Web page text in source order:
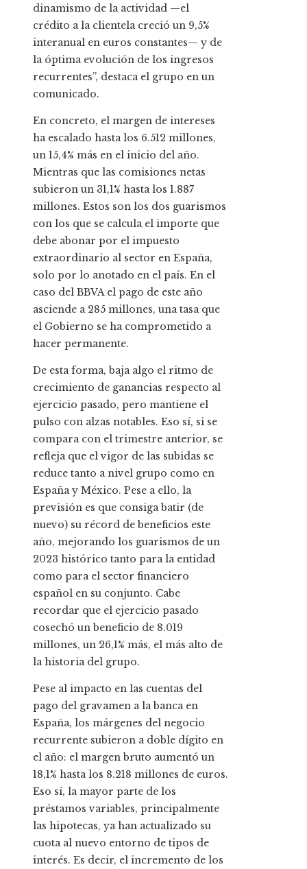
dinamismo de la actividad —el
crédito a la clientela creció un 9,5%
interanual en euros constantes— y de
la óptima evolución de los ingresos
recurrentes”, destaca el grupo en un
comunicado.
En concreto, el margen de intereses
ha escalado hasta los 6.512 millones,
un 15,4% más en el inicio del año.
Mientras que las comisiones netas
subieron un 31,1% hasta los 1.887
millones. Estos son los dos guarismos
con los que se calcula el importe que
debe abonar por el impuesto
extraordinario al sector en España,
solo por lo anotado en el país. En el
caso del BBVA el pago de este año
asciende a 285 millones, una tasa que
el Gobierno se ha comprometido a
hacer permanente.
De esta forma, baja algo el ritmo de
crecimiento de ganancias respecto al
ejercicio pasado, pero mantiene el
pulso con alzas notables. Eso sí, si se
compara con el trimestre anterior, se
refleja que el vigor de las subidas se
reduce tanto a nivel grupo como en
España y México. Pese a ello, la
previsión es que consiga batir (de
nuevo) su récord de beneficios este
año, mejorando los guarismos de un
2023 histórico tanto para la entidad
como para el sector financiero
español en su conjunto. Cabe
recordar que el ejercicio pasado
cosechó un beneficio de 8.019
millones, un 26,1% más, el más alto de
la historia del grupo.
Pese al impacto en las cuentas del
pago del gravamen a la banca en
España, los márgenes del negocio
recurrente subieron a doble dígito en
el año: el margen bruto aumentó un
18,1% hasta los 8.218 millones de euros.
Eso sí, la mayor parte de los
préstamos variables, principalmente
las hipotecas, ya han actualizado su
cuota al nuevo entorno de tipos de
interés. Es decir, el incremento de los